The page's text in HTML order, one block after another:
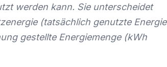
werden kann. Sie unterscheidet
(tatsächlich genutzte Energie
gestellte Energiemenge (kWh